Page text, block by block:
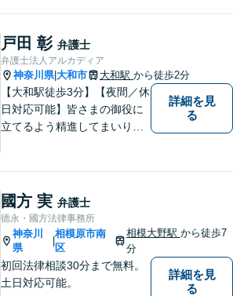
戸田 彰 弁護士
弁護士法人アルカディア
神奈川県|大和市 大和駅 から徒歩2分
【大和駅徒歩3分】【夜間／休
日対応可能】皆さまの御役に
立てるよう精進してまいりま
域に根ざした弁護士】法律ト
ラブルでお悩みの方は、お気
軽にご相談ください。
詳細を見
る
國方 実 弁護士
德永・國方法律事務所
神奈川
県
相模原市南
区
相模大野駅 から徒歩7
分
初回法律相談30分まで無料。
土日対応可能。
詳細を見
る